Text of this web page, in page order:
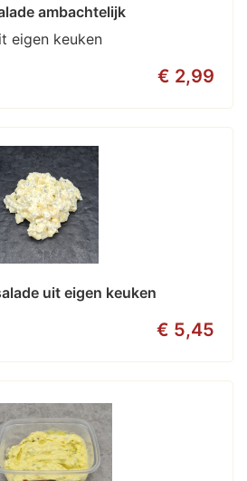
ambachtelijk
eigen keuken
€ 2,99
uit eigen keuken
€ 5,45